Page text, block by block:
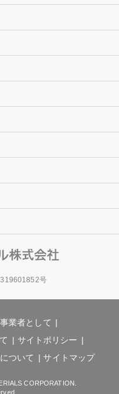
号
業者として
サイトポリシー
ついて
サイトマップ
CORPORATION.